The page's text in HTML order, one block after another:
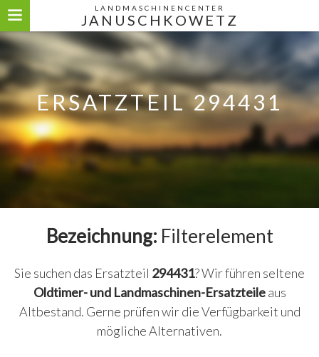
LANDMASCHINENCENTER
JANUSCHKOWETZ
ERSATZTEIL 294431
Bezeichnung: Filterelement
Sie suchen das Ersatzteil 294431? Wir führen seltene
Oldtimer- und Landmaschinen-Ersatzteileaus
Altbestand. Gerne prüfen wir die Verfügbarkeit und
mögliche Alternativen.